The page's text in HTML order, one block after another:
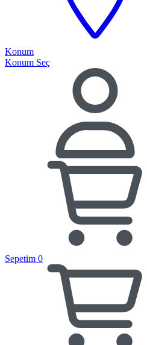
Konum
Konum Seç
Sepetim 0